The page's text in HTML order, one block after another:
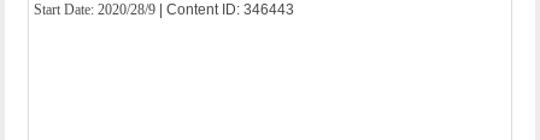
Start Date: 2020/28/9 | Content ID: 346443